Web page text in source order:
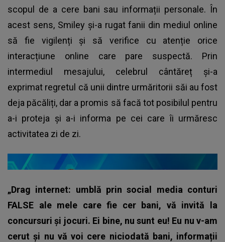
scopul de a cere bani sau informații personale. În
acest sens, Smiley și-a rugat fanii din mediul online
să fie vigilenți și să verifice cu atenție orice
interacțiune online care pare suspectă. Prin
intermediul mesajului, celebrul cântăreț și-a
exprimat regretul că unii dintre urmăritorii săi au fost
deja păcăliți, dar a promis să facă tot posibilul pentru
a-i proteja și a-i informa pe cei care îi urmăresc
activitatea zi de zi.
„Drag internet: umblă prin social media conturi
FALSE ale mele care fie cer bani, vă invită la
concursuri și jocuri. Ei bine, nu sunt eu! Eu nu v-am
cerut și nu vă voi cere niciodată bani, informații